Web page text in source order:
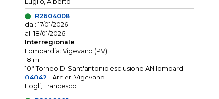
R2604008
dal: 17/01/2026
al: 18/01/2026
Interregionale
Lombardia: Vigevano (PV)
18 m
10° Torneo Di Sant'antonio esclusione AN lombardi
04042 - Arcieri Vigevano
Fogli, Francesco